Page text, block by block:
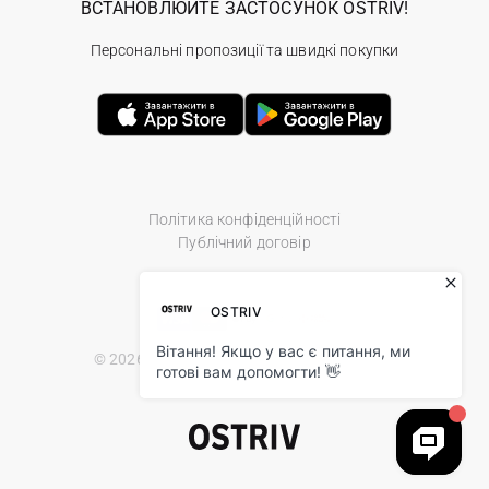
Політика конфіденційності
Публічний договір
© 2026 Ostriv.ua Store. All Rights Reserved.
ВСТАНОВЛЮЙТЕ ЗАСТОСУНОК OSTRIV!
Персональні пропозиції та швидкі покупки